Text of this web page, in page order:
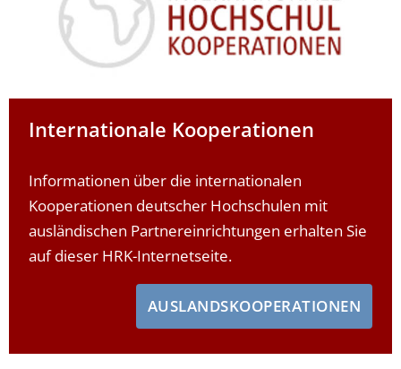
Internationale Kooperationen
Informationen über die internationalen
Kooperationen deutscher Hochschulen mit
ausländischen Partnereinrichtungen erhalten Sie
auf dieser HRK-Internetseite.
AUSLANDSKOOPERATIONEN